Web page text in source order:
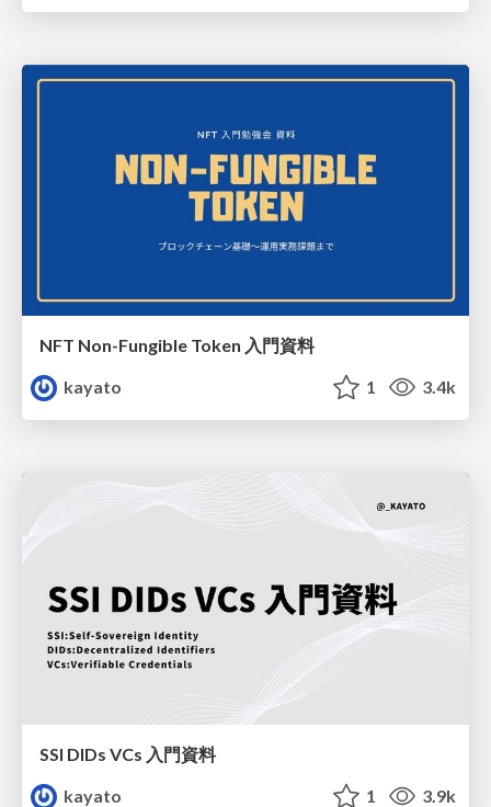
NFT Non-Fungible Token 入門資料
kayato
1 3.4k
SSI DIDs VCs 入門資料
kayato
1 3.9k